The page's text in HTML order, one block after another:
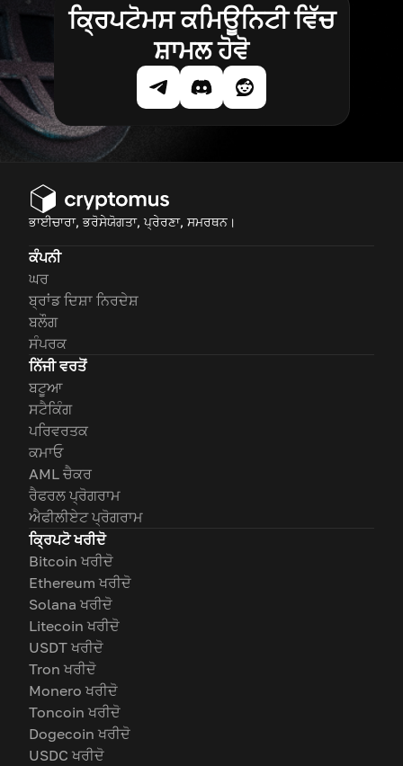
ਕ੍ਰਿਪਟੋਮਸ ਕਮਿਊਨਿਟੀ ਵਿੱਚ
ਸ਼ਾਮਲ ਹੋਵੋ
ਭਾਈਚਾਰਾ, ਭਰੋਸੇਯੋਗਤਾ, ਪ੍ਰੇਰਣਾ, ਸਮਰਥਨ।
ਕੰਪਨੀ
ਘਰ
ਬ੍ਰਾਂਡ ਦਿਸ਼ਾ ਨਿਰਦੇਸ਼
ਬਲੌਗ
ਸੰਪਰਕ
ਨਿੱਜੀ ਵਰਤੋਂ
ਬਟੂਆ
ਸਟੈਕਿੰਗ
ਪਰਿਵਰਤਕ
ਕਮਾਓ
AML ਚੈਕਰ
ਰੈਫਰਲ ਪ੍ਰੋਗਰਾਮ
ਐਫੀਲੀਏਟ ਪ੍ਰੋਗਰਾਮ
ਕ੍ਰਿਪਟੋ ਖਰੀਦੋ
Bitcoin ਖਰੀਦੋ
Ethereum ਖਰੀਦੋ
Solana ਖਰੀਦੋ
Litecoin ਖਰੀਦੋ
USDT ਖਰੀਦੋ
Tron ਖਰੀਦੋ
Monero ਖਰੀਦੋ
Toncoin ਖਰੀਦੋ
Dogecoin ਖਰੀਦੋ
USDC ਖਰੀਦੋ